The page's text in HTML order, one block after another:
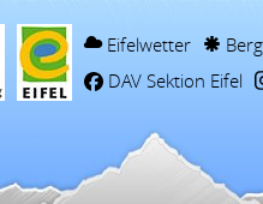
Eifelwetter
DAV Sektion Eifel